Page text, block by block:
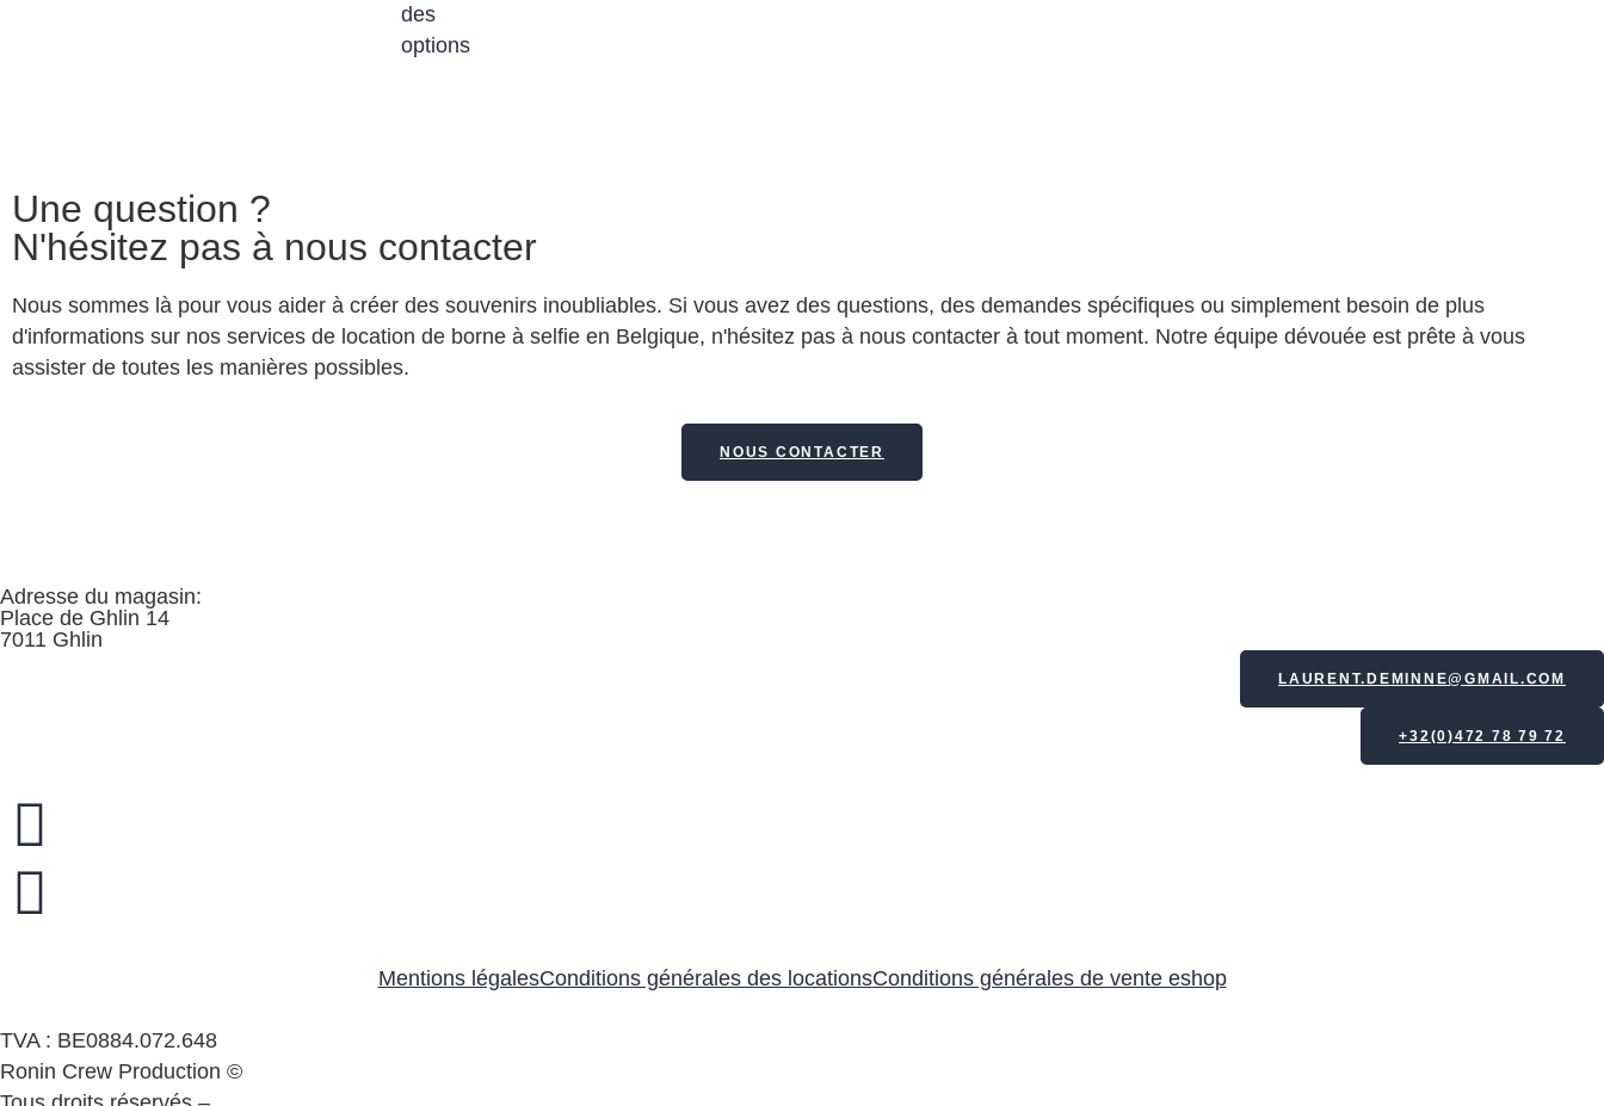
des
options
Une question ?
N'hésitez pas à nous contacter
Nous sommes là pour vous aider à créer des souvenirs inoubliables. Si vous avez des questions, des demandes spécifiques ou simplement besoin de plus
d'informations sur nos services de location de borne à selfie en Belgique, n'hésitez pas à nous contacter à tout moment. Notre équipe dévouée est prête à vous
assister de toutes les manières possibles.
NOUS CONTACTER
Adresse du magasin:
Place de Ghlin 14
7011 Ghlin
LAURENT.DEMINNE@GMAIL.COM
+32(0)472 78 79 72
Mentions légalesConditions générales des locationsConditions générales de vente eshop
TVA : BE0884.072.648
Ronin Crew Production ©